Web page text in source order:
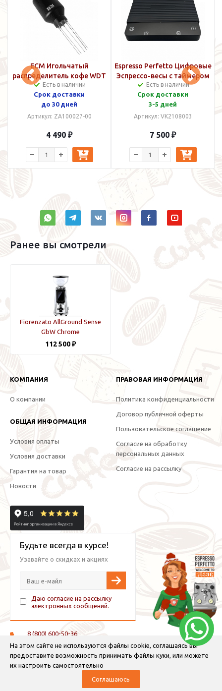
ECM Игольчатый
распределитель кофе WDT
Tool
Есть в наличии
Срок доставки
до 30 дней
Артикул: ZA100027-00
4 490 ₽
Espresso Perfetto Цифровые
Эспрессо-весы с таймером
Есть в наличии
Срок доставки
3-5 дней
Артикул: VK2108003
7 500 ₽
На этом сайте не используются файлы cookie, соглашаясь вы
предоставите возможность принимать файлы куки, или можете
их настроить самостоятельно
Соглашаюсь
Ранее вы смотрели
Fiorenzato AllGround Sense
GbW Chrome
112 500 ₽
КОМПАНИЯ
О компании
ОБЩАЯ ИНФОРМАЦИЯ
Условия оплаты
Условия доставки
Гарантия на товар
Новости
ПРАВОВАЯ ИНФОРМАЦИЯ
Политика конфиденциальности
Договор публичной оферты
Пользовательское соглашение
Согласие на обработку
персональных данных
Согласие на рассылку
Будьте всегда в курсе!
Узавайте о скидках и акциях
Даю согласие на рассылку
электронных сообщений.
8 (800) 600-50-36
+7 (921) 882-11-99 (WhatsApp, Viber, Telegram)
info@espressoperfetto.ru
© 2026 Espresso Perfetto — кофейное оборудование и кофе